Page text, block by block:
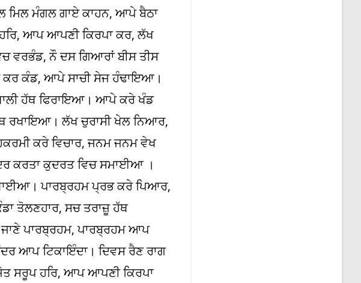
ਮੰਗਲ ਗਾਏ ਕਾਹਨ, ਆਪੇ ਬੈਠਾ
ਆਪ ਆਪਣੀ ਕਿਰਪਾ ਕਰ, ਲੱਖ
ਵਰਭੰਡ, ਨੌ ਦਸ ਗਿਆਰਾਂ ਬੀਸ ਤੀਸ
ਕੰਡ, ਆਪੇ ਸਾਚੀ ਸੇਜ ਹੰਢਾਇਆ।
ਹੱਥ ਫਿਰਾਇਆ। ਆਪੇ ਕਰੇ ਖੰਡ
ਰਖਾਇਆ। ਲੱਖ ਚੁਰਾਸੀ ਖੇਲ ਨਿਆਰ,
ਕਰੇ ਵਿਚਾਰ, ਜਨਮ ਜਨਮ ਵੇਖ
ਕਰਤਾ ਕੁਦਰਤ ਵਿਚ ਸਮਾਈਆ ।
ਪਾਰਬ੍ਰਹਮ ਪ੍ਰਭ ਕਰੇ ਪਿਆਰ,
ਤੋਲਣਹਾਰ, ਸਚ ਤਰਾਜ਼ੂ ਹੱਥ
ਪਾਰਬ੍ਰਹਮ, ਪਾਰਬ੍ਰਹਮ ਆਪ
ਆਪ ਟਿਕਾਇੰਦਾ। ਦਿਵਸ ਰੈਣ ਰਾਗ
ਸਰੂਪ ਹਰਿ, ਆਪ ਆਪਣੀ ਕਿਰਪਾ